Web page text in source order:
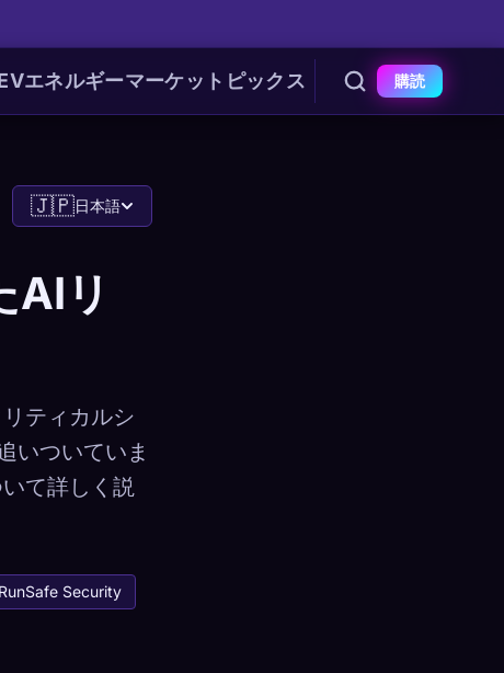
エネルギーマーケット ピックス 購読
🇯🇵日本語
AIリ
ティカルシ
いついていま
て詳しく説
RunSafe Security
×